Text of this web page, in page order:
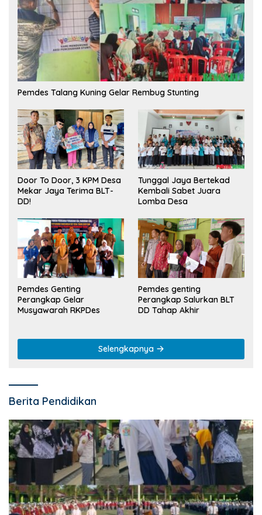
Pemdes Talang Kuning Gelar Rembug Stunting
Door To Door, 3 KPM Desa
Mekar Jaya Terima BLT-
DD!
Tunggal Jaya Bertekad
Kembali Sabet Juara
Lomba Desa
Pemdes Genting
Perangkap Gelar
Musyawarah RKPDes
Pemdes genting
Perangkap Salurkan BLT
DD Tahap Akhir
Selengkapnya
Berita Pendidikan